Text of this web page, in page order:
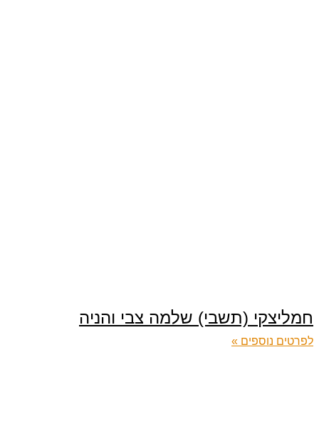
חמליצקי (תשבי) שלמה צבי והניה
לפרטים נוספים »